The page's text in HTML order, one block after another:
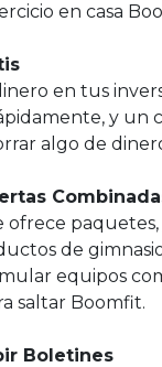
en casa
en tus
y un
algo de
paquetes,
de
equipos
saltar Boomfit.
Boletines